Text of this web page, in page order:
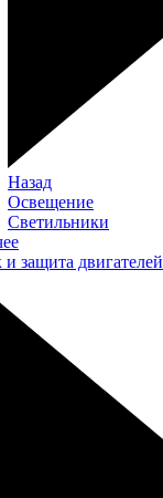
Назад
Освещение
Светильники
защита двигателей